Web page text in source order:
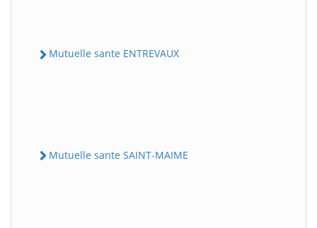
Mutuelle sante ENTREVAUX
Mutuelle sante SAINT-MAIME